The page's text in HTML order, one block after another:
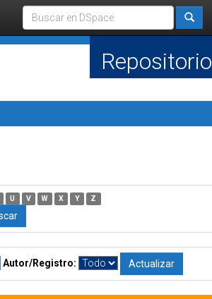
Repositorio
U V W X Y Z
Autor/Registro: